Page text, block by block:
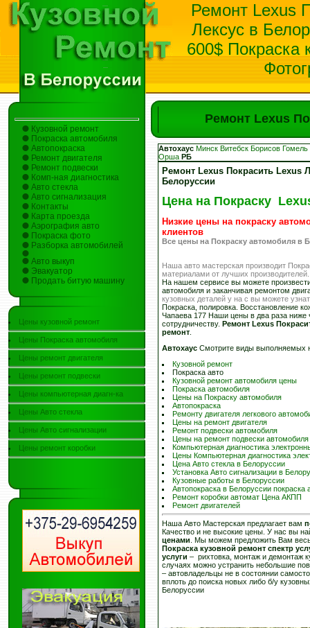
Ремонт Lexus
Лексус в
600$ Покраска
Кузовной ремонт
Покраска автомобиля
Автопокраска
Ремонт двигателя
Ремонт подвески
Комп-ная диагностика
Авто стекла
Авто сигнализация
Контакты
Карта проезда
Аэрография авто
Покраска фото
Разборка автомобилей
Авто выкуп
Эвакуатор
Продать битую машину
Цены кузовной ремонт
Цены Покраска автомобиля
Цены ремонт двигателя
Цены ремонт подвески
Цены компьютерная диагн-ка
Цены Авто стекла
Цены Авто сигнализации
Цены ремонт коробки
Ремонт Lexus
Автохаус Минск Витебск Борисов Гомель
Орша РБ
Ремонт Lexus Покрасить Lexus
Белоруссии
Цена на Покраску
Низкие цены на покраску
клиентов
Все цены на Покраску автомобиля в
Наша авто мастерская производит
материалами от лучших
На нашем сервисе вы можете
автомобиля и заканчивая ремонтом
кузовных деталей у на с вы можете
Покраска, полировка. Восстановление
Чапаева 177 Наши цены в два раза
сотрудничеству. Ремонт Lexus
ремонт
Автохаус Смотрите виды выполняемых
Кузовной ремонт
Покраска авто
Кузовной ремонт автомобиля цены
Покраска автомобиля
Цены на Покраску автомобиля
Автопокраска
Ремонту двигателя легкового
Цены на ремонт двигателя
Ремонт подвески автомобиля
Цены на ремонт подвески автомобиля
Компьютерная диагностика
Цены Компьютерная диагностика
Цена Авто стекла в Белоруссии
Установка Авто сигнализации в
Кузовные работы в Белоруссии
Автопокраска в Белоруссии покраска
Ремонт коробки автомат Цена АКПП
Ремонт двигателей
Наша Авто Мастерская предлагает вам
Качество и не высокие цены. У нас вы
ценами . Мы можем предложить Вам
Покраска кузовной ремонт спектр
услуги – рихтовка, монтаж и демонтаж
случаях можно устранить небольшие
– автовладельцы не в состоянии
вплоть до поиска новых либо б/у
Белоруссии